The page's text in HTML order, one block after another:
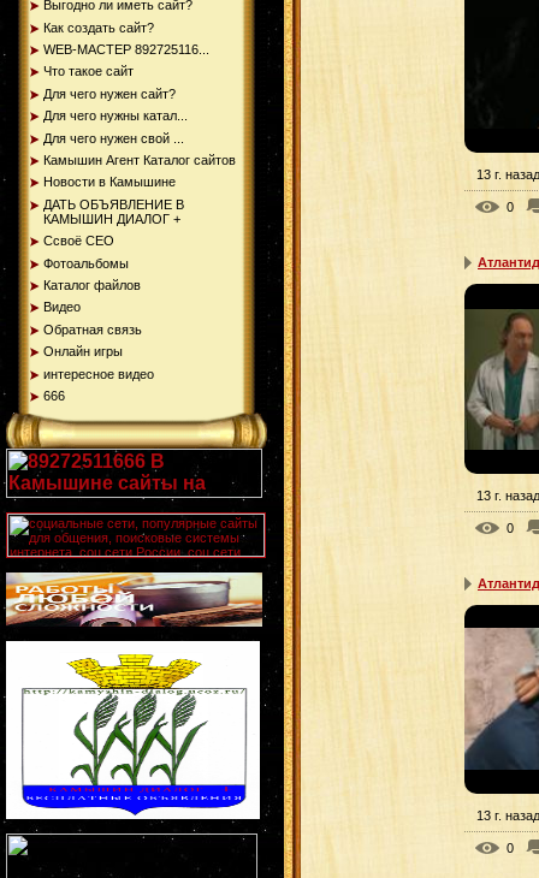
Выгодно ли иметь сайт?
Как создать сайт?
WEB-МАСТЕР 892725116...
Что такое сайт
Для чего нужен сайт?
Для чего нужны катал...
Для чего нужен свой ...
Камышин Агент Каталог сайтов
Новости в Камышине
ДАТЬ ОБЪЯВЛЕНИЕ В
КАМЫШИН ДИАЛОГ +
Ссвоё СЕО
Фотоальбомы
Каталог файлов
Видео
Обратная связь
Онлайн игры
интересное видео
666
13 г. назад
0
13 г. назад
0
13 г. назад
0